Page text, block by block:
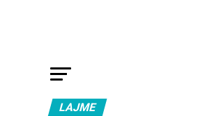
LAJME